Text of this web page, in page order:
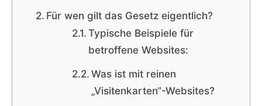
Für wen gilt das Gesetz eigentlich?
Typische Beispiele für
betroffene Websites:
Was ist mit reinen
„Visitenkarten“-Websites?